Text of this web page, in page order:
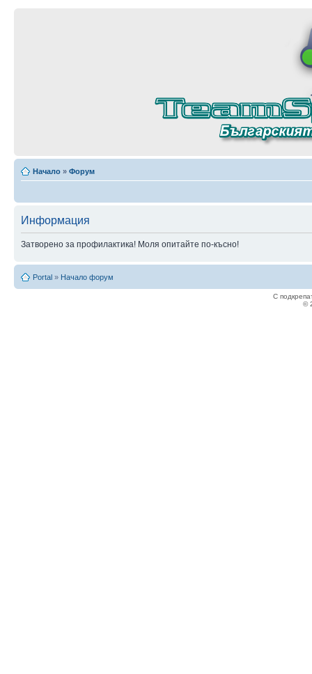
Начало » Форум
Информация
Затворено за профилактика! Моля опитайте по-късно!
Portal » Начало форум
С
©